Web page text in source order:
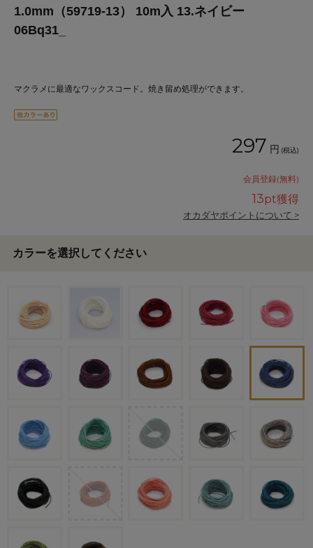
1.0mm（59719-13） 10m入 13.ネイビー
06Bq31_
マクラメに最適なワックスコード。焼き留め処理ができます。
297 円 (税込)
会員登録(無料)
13pt獲得
オカダヤポイントについて >
カラーを選択してください